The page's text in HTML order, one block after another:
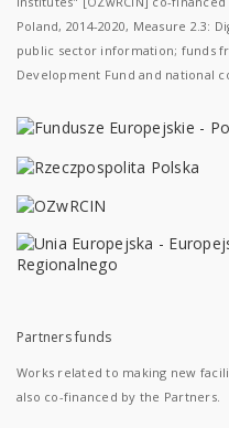
Poland, 2014-2020, Measure 2.3:
public sector information; funds
Development Fund and national
Partners funds
Works related to making new
also co-financed by the Partners.